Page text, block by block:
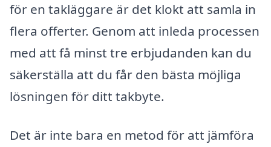
för en takläggare är det klokt att samla in
flera offerter. Genom att inleda processen
med att få minst tre erbjudanden kan du
säkerställa att du får den bästa möjliga
lösningen för ditt takbyte.
Det är inte bara en metod för att jämföra